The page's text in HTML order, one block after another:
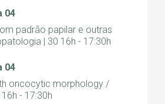
04
padrão papilar e outras
| 30 16h - 17:30h
04
oncocytic morphology /
- 17:30h